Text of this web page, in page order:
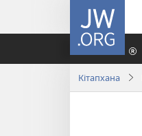
JW.ORG
Кітапхана